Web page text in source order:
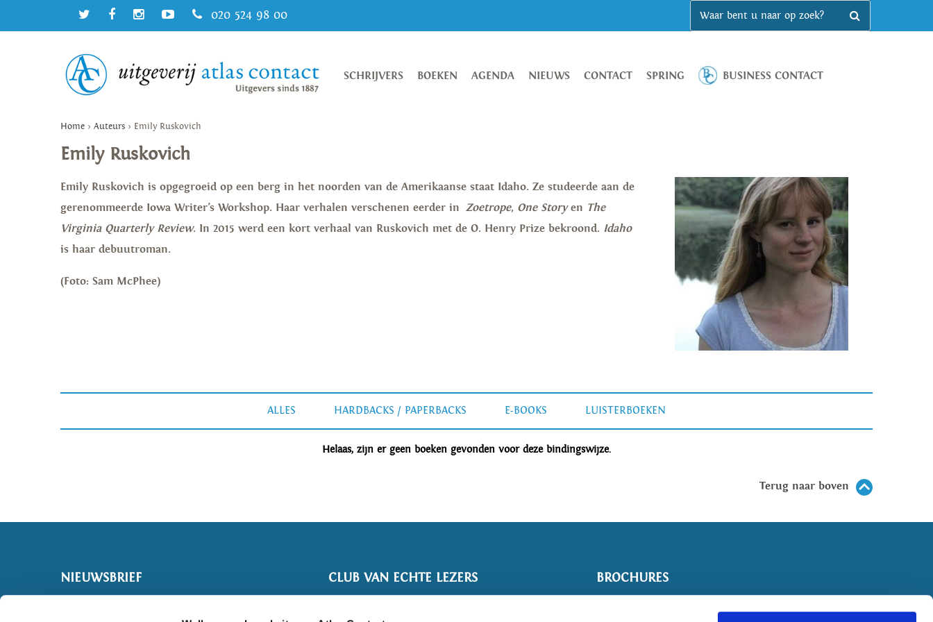
020 524 98 00
SCHRIJVERS BOEKEN AGENDA NIEUWS CONTACT SPRING BUSINESS CONTACT
Home > Auteurs > Emily Ruskovich
Emily Ruskovich
Emily Ruskovich is opgegroeid op een berg in het noorden van de Amerikaanse staat Idaho. Ze studeerde aan de
gerenommeerde Iowa Writer’s Workshop. Haar verhalen verschenen eerder in Zoetrope, One Storyen The
Virginia Quarterly Review. In 2015 werd een kort verhaal van Ruskovich met de O. Henry Prize bekroond. Idaho
is haar debuutroman.
(Foto: Sam McPhee)
ALLES HARDBACKS / PAPERBACKS E-BOOKS LUISTERBOEKEN
Helaas, zijn er geen boeken gevonden voor deze bindingswijze.
Terug naar boven
NIEUWSBRIEF CLUB VAN ECHTE LEZERS BROCHURES